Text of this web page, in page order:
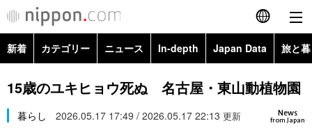
English
简体字
繁體字
新着 カテゴリー ニュース In-depth Japan Data 旅と
政治・外交
経済・ビジネス
Topics
Images
15歳のユキヒョウ死ぬ 名古屋・東山動植物園
News
from Japan
暮らし 2026.05.17 17:49 / 2026.05.17 22:13 更新